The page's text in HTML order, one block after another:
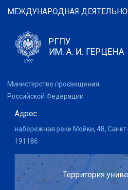
МЕЖДУНАРОДНАЯ
РГПУ
ИМ. А. И. ГЕРЦЕНА
Министерство просвещения
Российской Федерации
Адрес
набережная реки Мойки, 48,
191186
Территория